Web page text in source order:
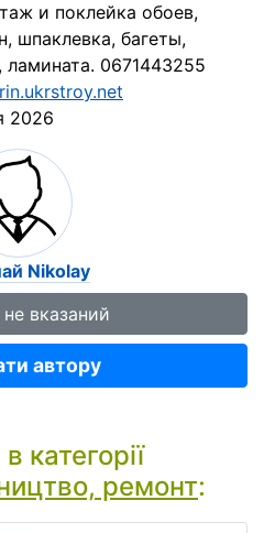
и поклейка обоев,
шпаклевка, багеты,
ламината. 0671443255
2026
Nikolay
вказаний
автору
категорії
ремонт: